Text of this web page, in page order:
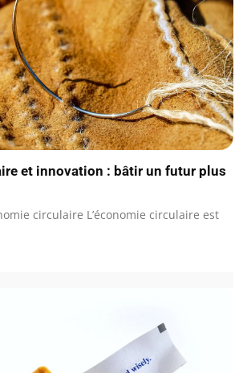
et innovation : bâtir un futur plus
circulaire L’économie circulaire est